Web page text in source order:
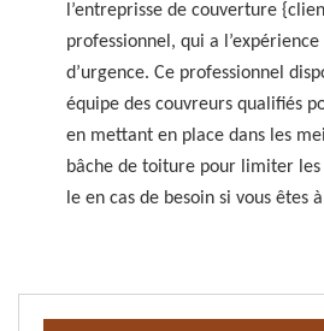
l’entreprisse de couverture
professionnel, qui a
d’urgence. Ce professionnel
équipe des couvreurs qualifiés
en mettant en place dans les
bâche de toiture pour limiter les
le en cas de besoin si vous êtes